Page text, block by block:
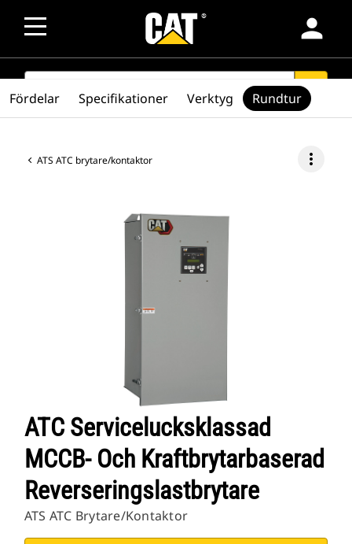
person
SEARCH search
ATS ATC brytare/kontaktor more_vert
ATC Servicelucksklassad
MCCB- Och Kraftbrytarbaserad
Reverseringslastbrytare
ATS ATC Brytare/kontaktor
Fördelar Specifikationer Verktyg Rundtur